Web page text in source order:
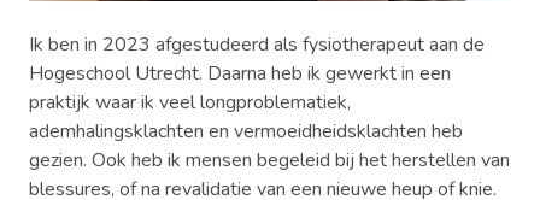
Ik ben in 2023 afgestudeerd als fysiotherapeut aan de
Hogeschool Utrecht. Daarna heb ik gewerkt in een
praktijk waar ik veel longproblematiek,
ademhalingsklachten en vermoeidheidsklachten heb
gezien. Ook heb ik mensen begeleid bij het herstellen van
blessures, of na revalidatie van een nieuwe heup of knie.